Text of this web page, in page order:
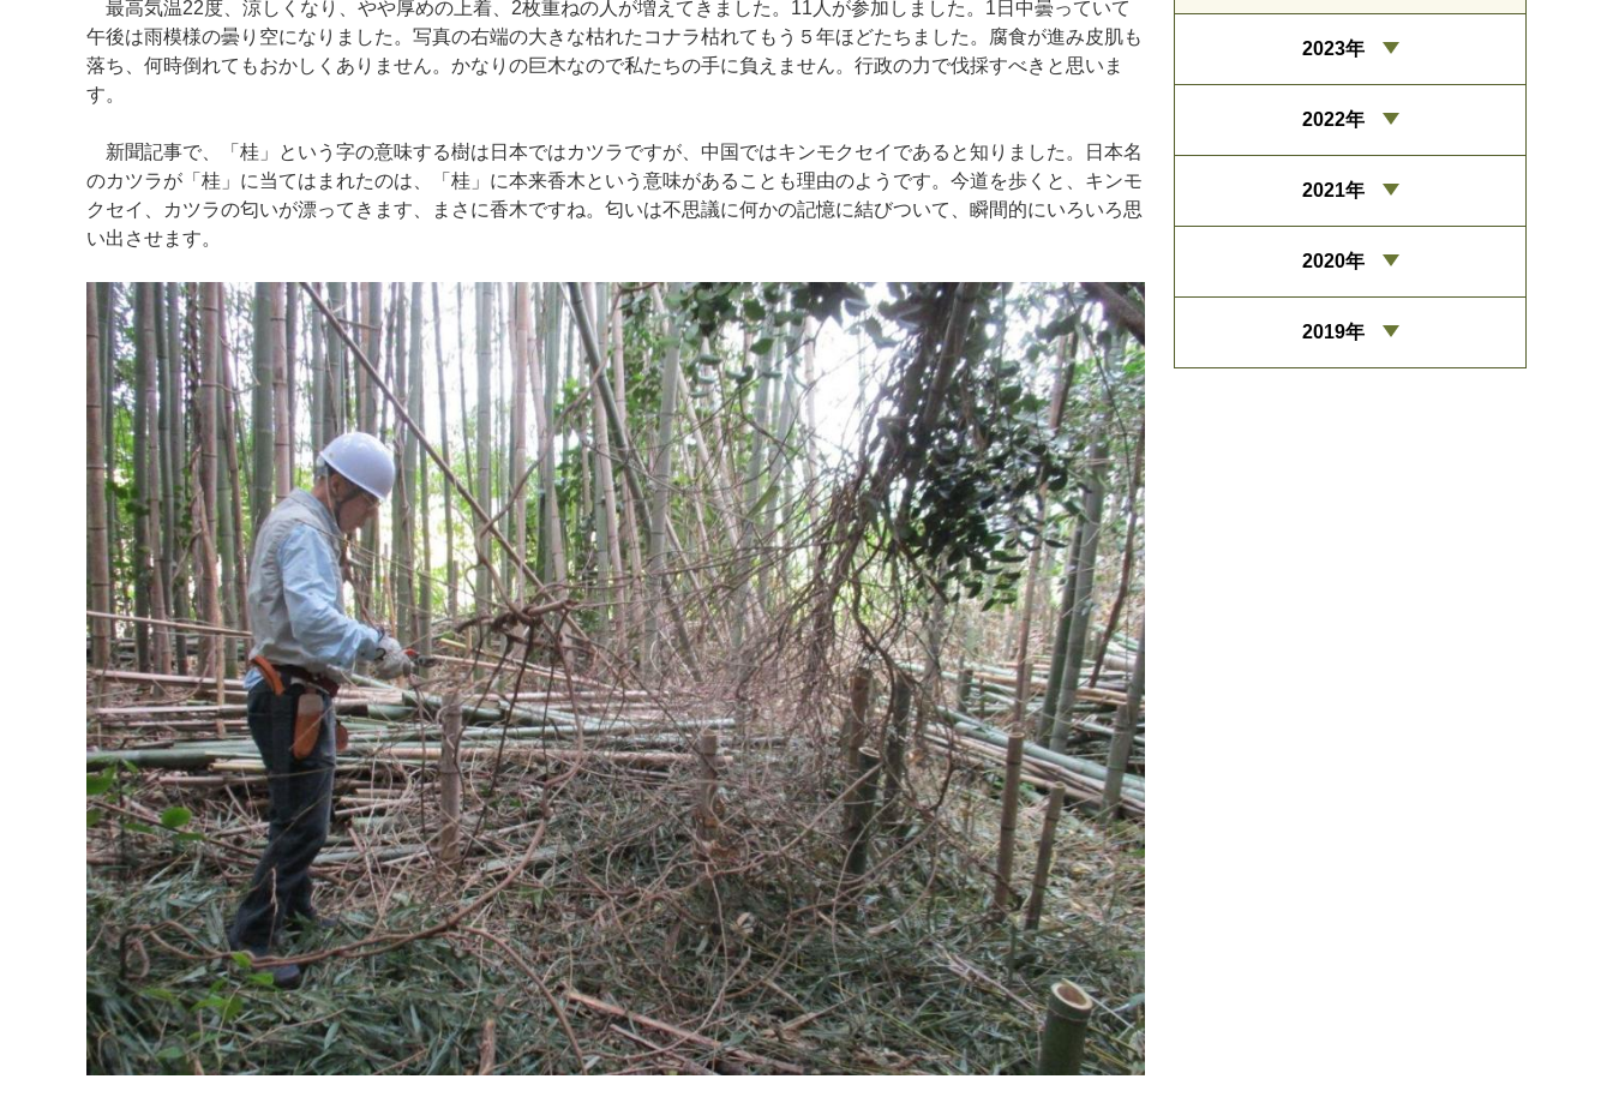
最高気温22度、涼しくなり、やや厚めの上着、2枚重ねの人が増えてきました。 11人が参加しました。 1日中曇っていて
午後は雨模様の曇り空になりました。写真の右端の大きな枯れたコナラ枯れてもう５年ほどたちました。腐食が進み皮肌も
落ち、何時倒れてもおかしくありません。かなりの巨木なので私たちの手に負えません。行政の力で伐採すべきと思いま
す。
新聞記事で、「桂」という字の意味する樹は日本ではカツラですが、中国ではキンモクセイであると知りました。日本名
のカツラが「桂」に当てはまれたのは、「桂」に本来香木という意味があることも理由のようです。今道を歩くと
、キンモ
クセイ、カツラの匂いが漂ってきます、まさに香木ですね。匂いは不思議に何かの記憶に結びついて、瞬間的にいろいろ思
い出させます。
2023年
2022年
2021年
2020年
2019年